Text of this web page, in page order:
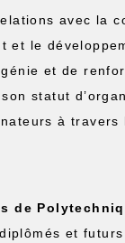
avec la
et le
et de
statut
à
de
et